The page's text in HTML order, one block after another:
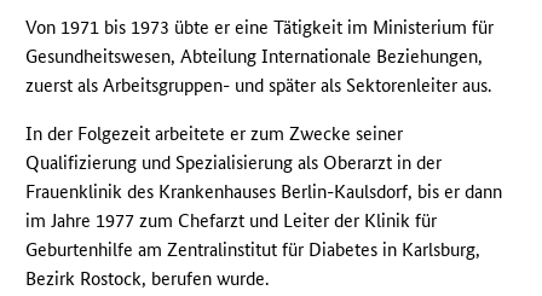
Von 1971 bis 1973 übte er eine Tätigkeit im Ministerium für
Gesundheitswesen, Abteilung Internationale Beziehungen,
zuerst als Arbeitsgruppen- und später als Sektorenleiter aus.
In der Folgezeit arbeitete er zum Zwecke seiner
Qualifizierung und Spezialisierung als Oberarzt in der
Frauenklinik des Krankenhauses Berlin-Kaulsdorf, bis er dann
im Jahre 1977 zum Chefarzt und Leiter der Klinik für
Geburtenhilfe am Zentralinstitut für Diabetes in Karlsburg,
Bezirk Rostock, berufen wurde.